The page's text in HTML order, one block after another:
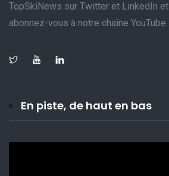
TopSkiNews sur Twitter et LinkedIn et
abonnez-vous à notre chaîne YouTube.
En piste, de haut en bas